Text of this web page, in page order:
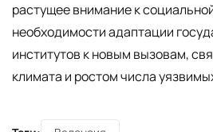
растущее внимание к
необходимости адаптации
институтов к новым вызовам,
климата и ростом числа